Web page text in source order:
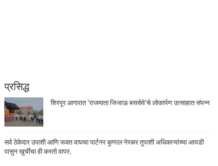
प्रसिद्ध
शिरपूर आगारात ‘राजमाता जिजाऊ बससेवे’चे लोकार्पण उत्साहात संपन्न
सर्व ठेकेदार उपाशी आणि फक्त वाघचा पार्टनर कुणाल नेरकर तुपाशी अधिकाऱ्यांच्या आयडी
पासुन खुर्चीचा ही करतो वापर,